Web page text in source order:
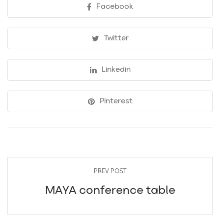
Facebook
Twitter
Linkedin
Pinterest
PREV POST
MAYA conference table